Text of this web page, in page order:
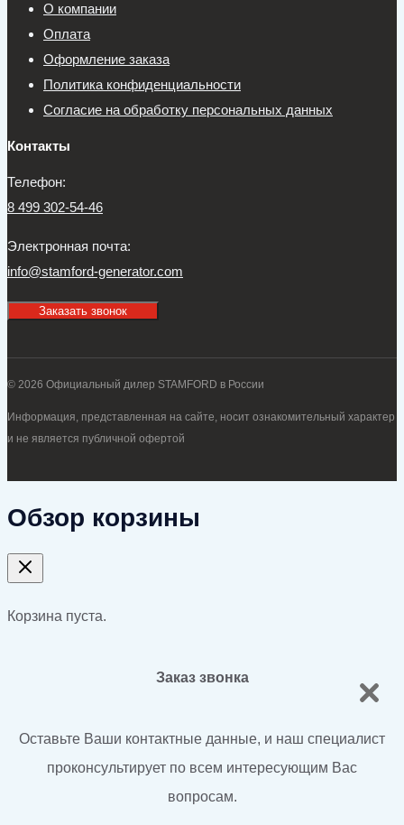
О компании
Оплата
Оформление заказа
Политика конфиденциальности
Согласие на обработку персональных данных
Контакты
Телефон:
8 499 302-54-46
Электронная почта:
info@stamford-generator.com
Заказать звонок
© 2026 Официальный дилер STAMFORD в России
Информация, представленная на сайте, носит ознакомительный характер
и не является публичной офертой
Обзор корзины
Корзина пуста.
Заказ звонка
Оставьте Ваши контактные данные, и наш специалист
проконсультирует по всем интересующим Вас
вопросам.